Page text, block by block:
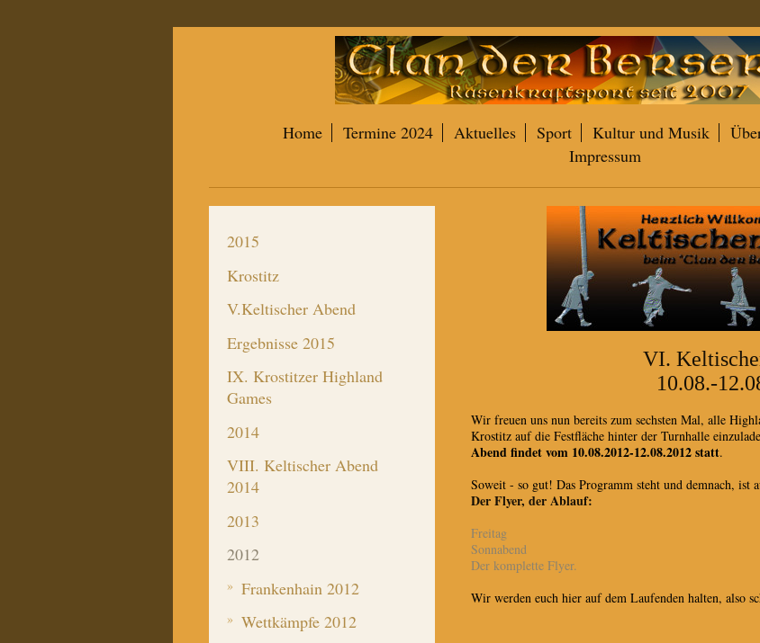
Home Termine 2024 Aktuelles Sport Kultur und Musik
Impressum
VI.
10.08.-
Wir freuen uns nun bereits zum sechsten Mal, alle
Krostitz auf die Festfläche hinter der Turnhalle
Abend findet vom 10.08.2012-12.08.2012 statt.
Soweit - so gut! Das Programm steht und demnach,
Der Flyer, der Ablauf:
Freitag
Sonnabend
Der komplette Flyer.
Wir werden euch hier auf dem Laufenden halten, also
2015
Krostitz
V.Keltischer Abend
Ergebnisse 2015
IX. Krostitzer Highland
Games
2014
VIII. Keltischer Abend
2014
2013
2012
Frankenhain 2012
Wettkämpfe 2012